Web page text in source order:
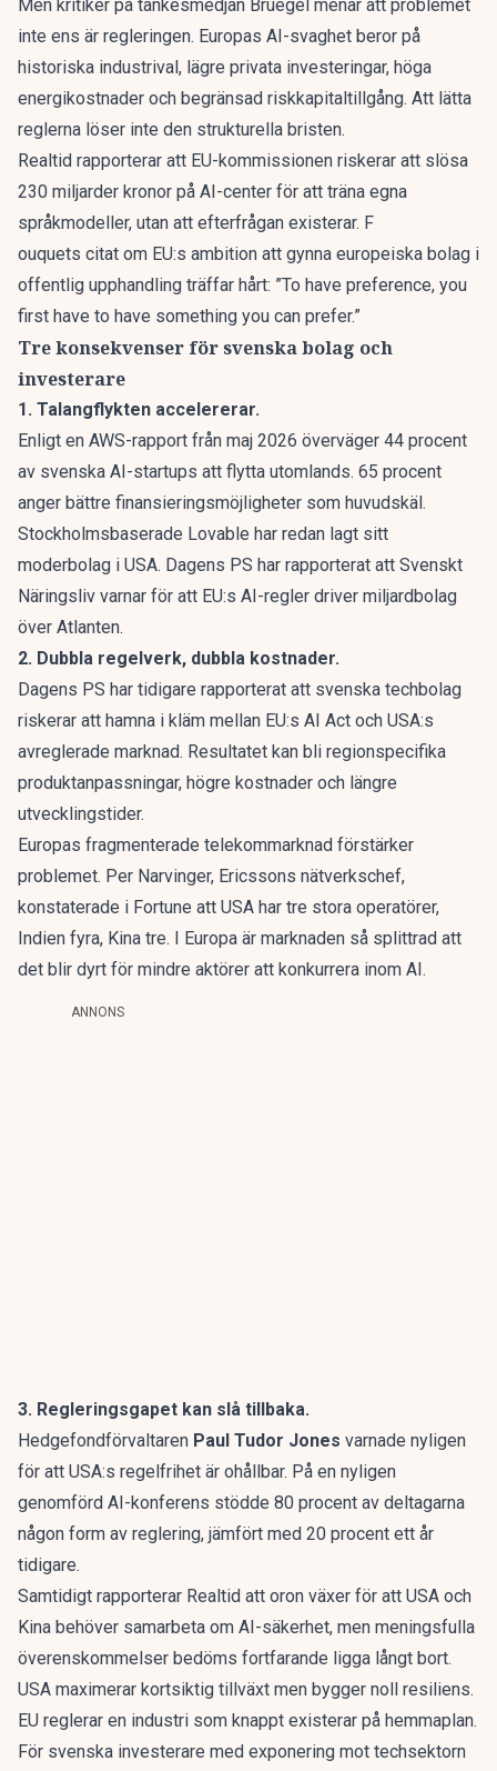
Men kritiker på tankesmedjan Bruegel menar att problemet
inte ens är regleringen. Europas AI-svaghet beror på
historiska industrival, lägre privata investeringar, höga
energikostnader och begränsad riskkapitaltillgång. Att lätta
reglerna löser inte den strukturella bristen.
Realtid rapporterar att EU-kommissionen riskerar att slösa
230 miljarder kronor på AI-center för att träna egna
språkmodeller, utan att efterfrågan existerar. F
ouquets citat om EU:s ambition att gynna europeiska bolag i
offentlig upphandling träffar hårt: ”To have preference, you
first have to have something you can prefer.”
Tre konsekvenser för svenska bolag och
investerare
1. Talangflykten accelererar.
Enligt en AWS-rapport från maj 2026 överväger 44 procent
av svenska AI-startups att flytta utomlands. 65 procent
anger bättre finansieringsmöjligheter som huvudskäl.
Stockholmsbaserade Lovable har redan lagt sitt
moderbolag i USA. Dagens PS har rapporterat att Svenskt
Näringsliv varnar för att EU:s AI-regler driver miljardbolag
över Atlanten.
2. Dubbla regelverk, dubbla kostnader.
Dagens PS har tidigare rapporterat att svenska techbolag
riskerar att hamna i kläm mellan EU:s AI Act och USA:s
avreglerade marknad. Resultatet kan bli regionspecifika
produktanpassningar, högre kostnader och längre
utvecklingstider.
Europas fragmenterade telekommarknad förstärker
problemet. Per Narvinger, Ericssons nätverkschef,
konstaterade i Fortune att USA har tre stora operatörer,
Indien fyra, Kina tre. I Europa är marknaden så splittrad att
det blir dyrt för mindre aktörer att konkurrera inom AI.
ANNONS
3. Regleringsgapet kan slå tillbaka.
Hedgefondförvaltaren Paul Tudor Jones varnade nyligen
för att USA:s regelfrihet är ohållbar. På en nyligen
genomförd AI-konferens stödde 80 procent av deltagarna
någon form av reglering, jämfört med 20 procent ett år
tidigare.
Samtidigt rapporterar Realtid att oron växer för att USA och
Kina behöver samarbeta om AI-säkerhet, men meningsfulla
överenskommelser bedöms fortfarande ligga långt bort.
USA maximerar kortsiktig tillväxt men bygger noll resiliens.
EU reglerar en industri som knappt existerar på hemmaplan.
För svenska investerare med exponering mot techsektorn